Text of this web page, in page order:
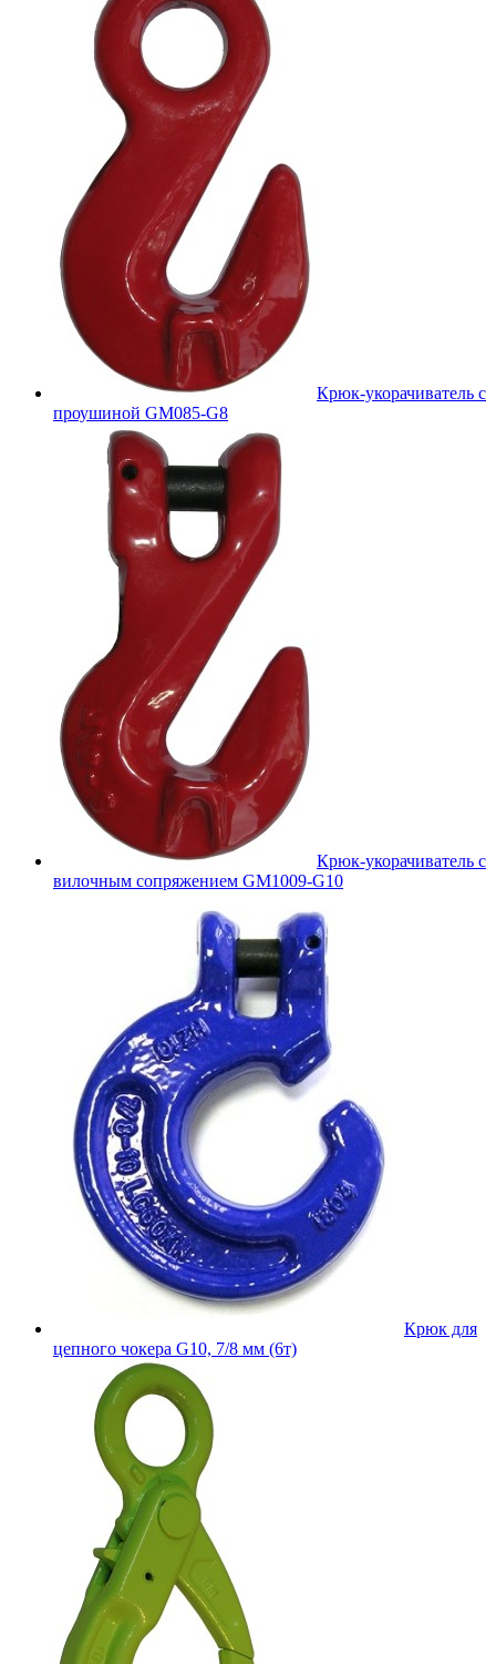
Крюк-укорачиватель с
проушиной GM085-G8
Крюк-укорачиватель с
вилочным сопряжением GM1009-G10
Крюк для
цепного чокера G10, 7/8 мм (6т)